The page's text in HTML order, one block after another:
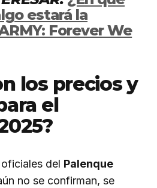
estará la
Forever We
los precios y
el
del Palenque
no se confirman, se